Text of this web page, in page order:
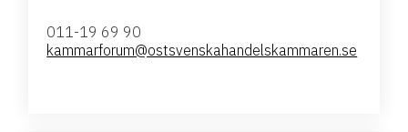
011-19 69 90
kammarforum@ostsvenskahandelskammaren.se